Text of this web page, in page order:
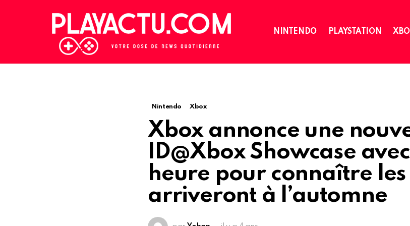
NINTENDO PLAYSTATION
Nintendo Xbox
Xbox annonce une
ID@Xbox Showcase
heure pour connaître
arriveront à l’automne